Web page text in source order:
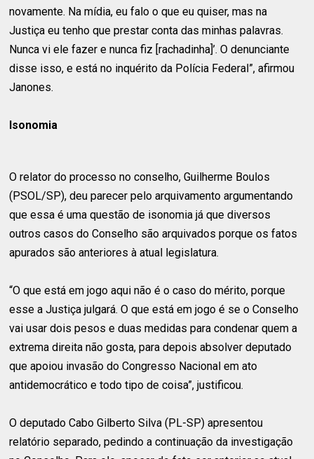
novamente. Na mídia, eu falo o que eu quiser, mas na
Justiça eu tenho que prestar conta das minhas palavras.
Nunca vi ele fazer e nunca fiz [rachadinha]’. O denunciante
disse isso, e está no inquérito da Polícia Federal”, afirmou
Janones.
Isonomia
O relator do processo no conselho, Guilherme Boulos
(PSOL/SP), deu parecer pelo arquivamento argumentando
que essa é uma questão de isonomia já que diversos
outros casos do Conselho são arquivados porque os fatos
apurados são anteriores à atual legislatura.
“O que está em jogo aqui não é o caso do mérito, porque
esse a Justiça julgará. O que está em jogo é se o Conselho
vai usar dois pesos e duas medidas para condenar quem a
extrema direita não gosta, para depois absolver deputado
que apoiou invasão do Congresso Nacional em ato
antidemocrático e todo tipo de coisa”, justificou.
O deputado Cabo Gilberto Silva (PL-SP) apresentou
relatório separado, pedindo a continuação da investigação